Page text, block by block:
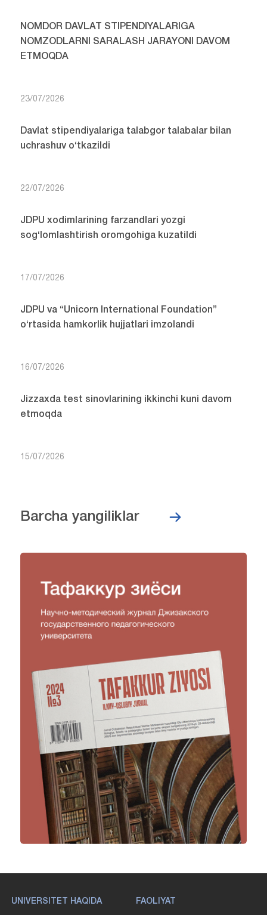
NOMDOR DAVLAT STIPENDIYALARIGA
NOMZODLARNI SARALASH JARAYONI DAVOM
ETMOQDA
23/07/2026
Davlat stipendiyalariga talabgor talabalar bilan
uchrashuv o‘tkazildi
22/07/2026
JDPU xodimlarining farzandlari yozgi
sog‘lomlashtirish oromgohiga kuzatildi
17/07/2026
JDPU va “Unicorn International Foundation”
o‘rtasida hamkorlik hujjatlari imzolandi
16/07/2026
Jizzaxda test sinovlarining ikkinchi kuni davom
etmoqda
15/07/2026
Barcha yangiliklar
UNIVERSITET HAQIDA FAOLIYAT